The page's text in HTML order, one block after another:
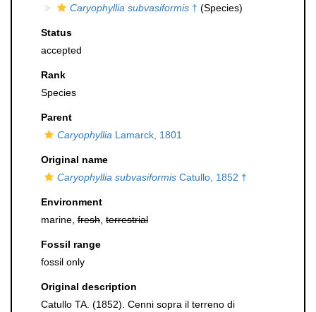
Caryophyllia subvasiformis † (Species)
Status
accepted
Rank
Species
Parent
Caryophyllia Lamarck, 1801
Original name
Caryophyllia subvasiformis Catullo, 1852 †
Environment
marine, fresh terrestrial
Fossil range
fossil only
Original description
Catullo TA. (1852). Cenni sopra il terreno di